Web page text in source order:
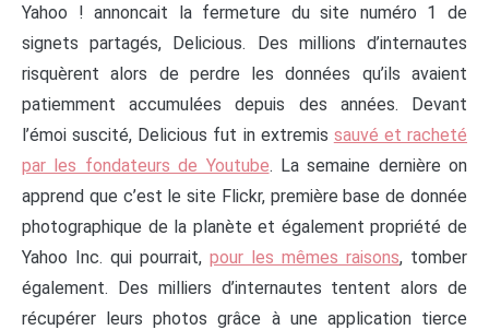
Yahoo ! annoncait la fermeture du site numéro 1 de
signets partagés, Delicious. Des millions d’internautes
risquèrent alors de perdre les données qu’ils avaient
patiemment accumulées depuis des années. Devant
l’émoi suscité, Delicious fut in extremis sauvé et racheté
par les fondateurs de Youtube. La semaine dernière on
apprend que c’est le site Flickr, première base de donnée
photographique de la planète et également propriété de
Yahoo Inc. qui pourrait, pour les mêmes raisons, tomber
également. Des milliers d’internautes tentent alors de
récupérer leurs photos grâce à une application tierce